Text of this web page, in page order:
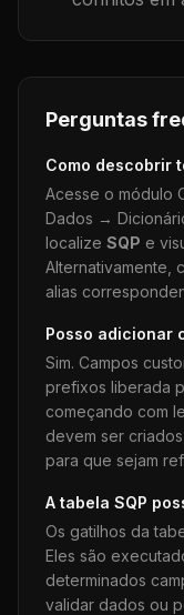
Perguntas
Como descobrir
Acesse o módulo
Dados →
localize SQP e
Alternativamente,
alias
Posso adicionar
Sim. Campos
prefixos liberada
começando com
devem ser
para que sejam
A tabela SQP
Os gatilhos da
Eles são
determinados
validar dados ou